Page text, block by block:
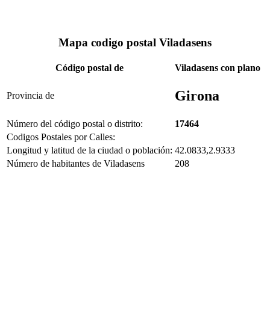
Mapa codigo postal Viladasens
Código postal de Viladasens con plano
Provincia de Girona
Número del código postal o distrito:
17464
Codigos Postales por Calles:
Longitud y latitud de la ciudad o población: 42.0833,2.9333
Número de habitantes de Viladasens
208